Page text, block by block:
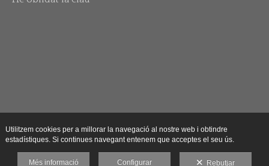
Utilitzem cookies per a millorar la navegació al nostre web i obtindre
estadístiques. Si continues navegant entenem que acceptes el seu ús.
Més informació Configurar Rebutjar